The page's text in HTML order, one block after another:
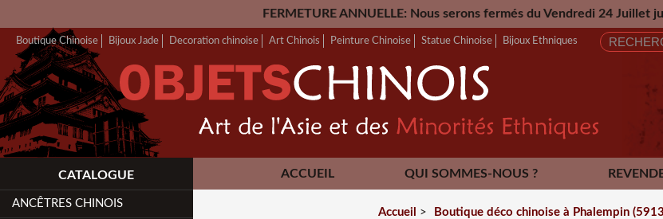
FERMETURE ANNUELLE: Nous serons fermés du Vendredi 24 Juillet jusqu'au Mardi
Boutique Chinoise Bijoux Jade Decoration chinoise Art Chinois Peinture Chinoise Statue Chinoise Bijoux Ethniques
ACCUEIL QUI SOMMES-NOUS ?
CONTACT
CATALOGUE
ANCÊTRES CHINOIS
Accueil > Boutique déco chinoise à Phalempin